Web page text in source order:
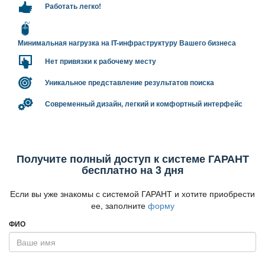
Работать легко!
Минимальная нагрузка на IT-инфраструктуру Вашего бизнеса
Нет привязки к рабочему месту
Уникальное представление результатов поиска
Современный дизайн, легкий и комфортный интерфейс
Получите полный доступ к системе ГАРАНТ
есплатно на 3 дня
Если вы уже знакомы с системой ГАРАНТ и хотите приобрести
ее, заполните форму
ФИО